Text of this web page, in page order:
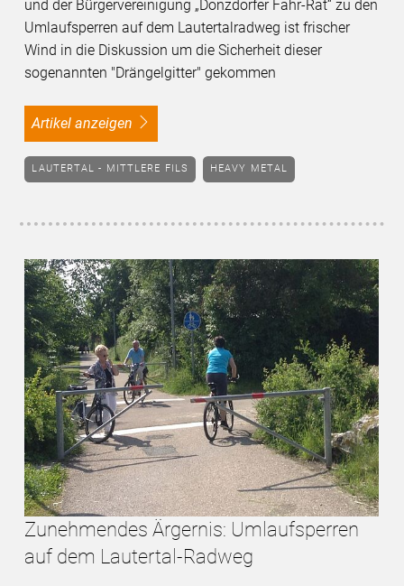
und der Bürgervereinigung „Donzdorfer Fahr-Rat“ zu den
Umlaufsperren auf dem Lautertalradweg ist frischer
Wind in die Diskussion um die Sicherheit dieser
sogenannten "Drängelgitter" gekommen
Artikel anzeigen
LAUTERTAL - MITTLERE FILS HEAVY METAL
Zunehmendes Ärgernis: Umlaufsperren
auf dem Lautertal-Radweg